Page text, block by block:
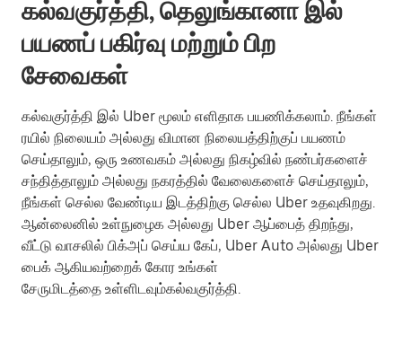
கல்வகுர்த்தி, தெலுங்கானா இல்
பயணப் பகிர்வு மற்றும் பிற
சேவைகள்
கல்வகுர்த்தி இல் Uber மூலம் எளிதாக பயணிக்கலாம். நீங்கள்
ரயில் நிலையம் அல்லது விமான நிலையத்திற்குப் பயணம்
செய்தாலும், ஒரு உணவகம் அல்லது நிகழ்வில் நண்பர்களைச்
சந்தித்தாலும் அல்லது நகரத்தில் வேலைகளைச் செய்தாலும்,
நீங்கள் செல்ல வேண்டிய இடத்திற்கு செல்ல Uber உதவுகிறது.
ஆன்லைனில் உள்நுழைக அல்லது Uber ஆப்பைத் திறந்து,
வீட்டு வாசலில் பிக்அப் செய்ய கேப், Uber Auto அல்லது Uber
பைக் ஆகியவற்றைக் கோர உங்கள்
சேருமிடத்தை உள்ளிடவும்கல்வகுர்த்தி.